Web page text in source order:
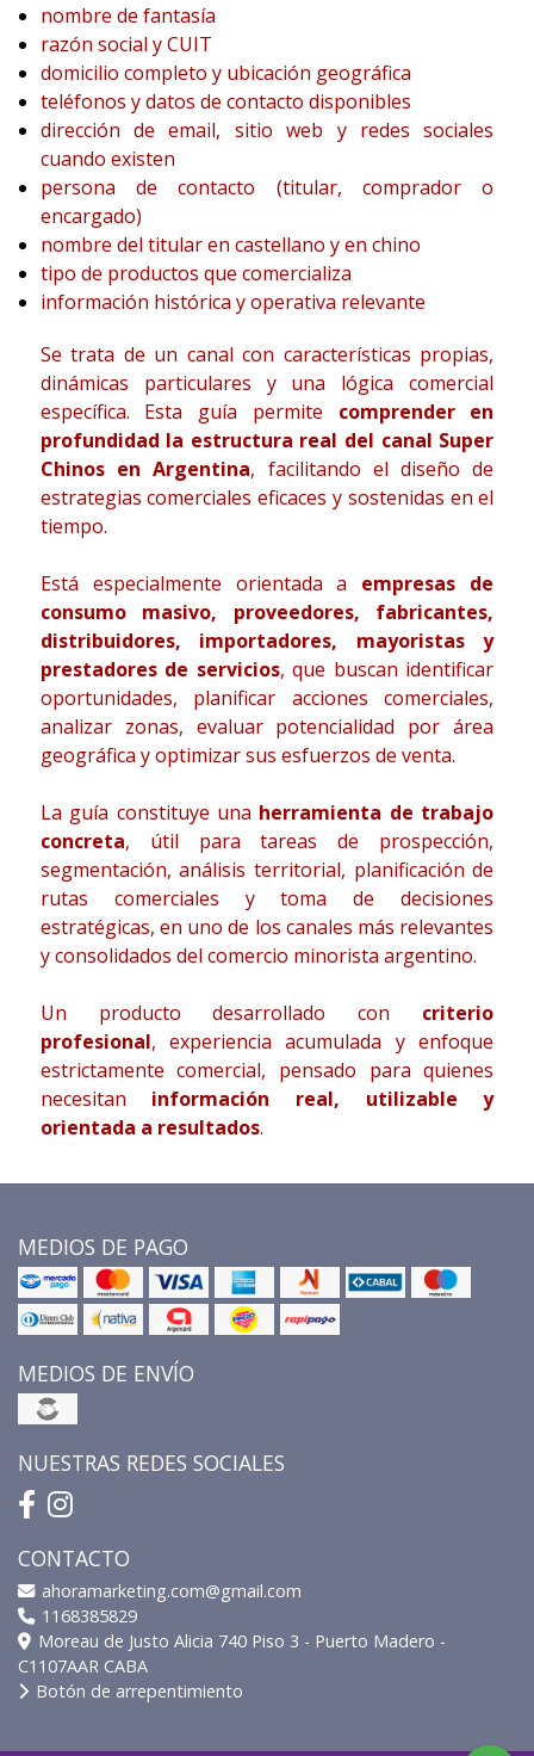
nombre de fantasía
razón social y CUIT
domicilio completo y ubicación geográfica
teléfonos y datos de contacto disponibles
dirección de email, sitio web y redes sociales
cuando existen
persona de contacto (titular, comprador o
encargado)
nombre del titular en castellano y en chino
tipo de productos que comercializa
información histórica y operativa relevante
Se trata de un canal con características propias,
dinámicas particulares y una lógica comercial
específica. Esta guía permite comprender en
profundidad la estructura real del canal Super
Chinos en Argentina, facilitando el diseño de
estrategias comerciales eficaces y sostenidas en el
tiempo.
Está especialmente orientada a empresas de
consumo masivo, proveedores, fabricantes,
distribuidores, importadores, mayoristas y
prestadores de servicios, que buscan identificar
oportunidades, planificar acciones comerciales,
analizar zonas, evaluar potencialidad por área
geográfica y optimizar sus esfuerzos de venta.
La guía constituye una herramienta de trabajo
concreta, útil para tareas de prospección,
segmentación, análisis territorial, planificación de
rutas comerciales y toma de decisiones
estratégicas, en uno de los canales más relevantes
y consolidados del comercio minorista argentino.
Un producto desarrollado con criterio
profesional, experiencia acumulada y enfoque
estrictamente comercial, pensado para quienes
necesitan información real, utilizable y
orientada a resultados.
MEDIOS DE PAGO
MEDIOS DE ENVÍO
NUESTRAS REDES SOCIALES
CONTACTO
ahoramarketing.com@gmail.com
1168385829
Moreau de Justo Alicia 740 Piso 3 - Puerto Madero -
C1107AAR CABA
Botón de arrepentimiento